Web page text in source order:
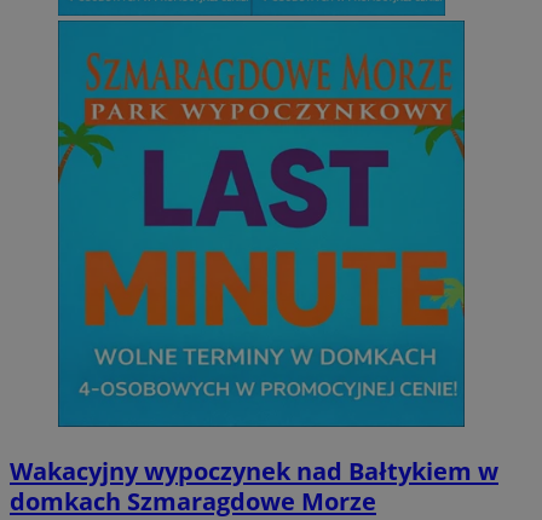
Wakacyjny wypoczynek nad Bałtykiem w
domkach Szmaragdowe Morze